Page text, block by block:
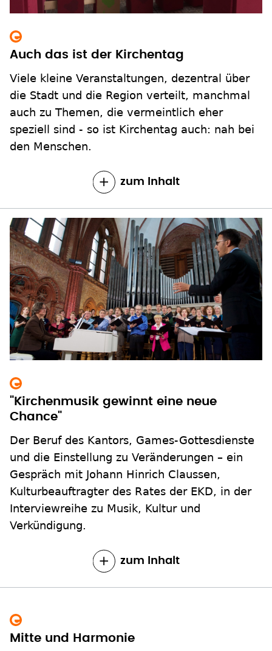
Auch das ist der Kirchentag
Viele kleine Veranstaltungen, dezentral über
die Stadt und die Region verteilt, manchmal
auch zu Themen, die vermeintlich eher
speziell sind - so ist Kirchentag auch: nah bei
den Menschen.
zum Inhalt
"Kirchenmusik gewinnt eine neue
Chance"
Der Beruf des Kantors, Games-Gottesdienste
und die Einstellung zu Veränderungen – ein
Gespräch mit Johann Hinrich Claussen,
Kulturbeauftragter des Rates der EKD, in der
Interviewreihe zu Musik, Kultur und
Verkündigung.
zum Inhalt
Mitte und Harmonie